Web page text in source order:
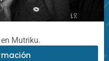
Mutriku.